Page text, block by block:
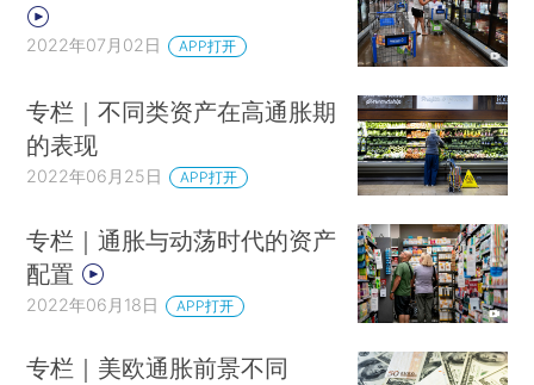
2022年07月02日 APP打开
专栏｜不同类资产在高通胀期
的表现
2022年06月25日 APP打开
专栏｜通胀与动荡时代的资产
配置
2022年06月18日 APP打开
专栏｜美欧通胀前景不同